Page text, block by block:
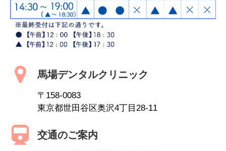
馬場デンタルクリニック
〒158-0083
東京都世田谷区奥沢4丁目28-11
交通のご案内